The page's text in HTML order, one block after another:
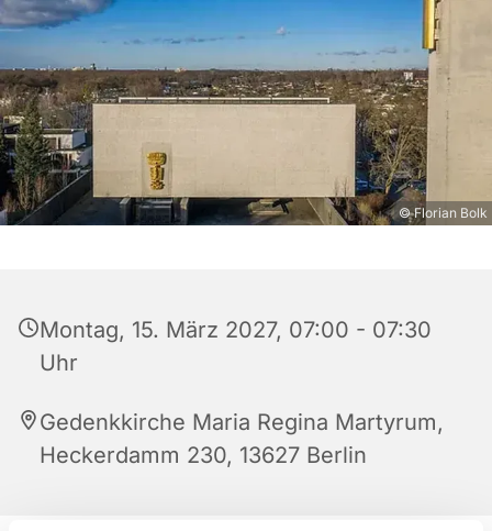
© Florian Bolk
Montag, 15. März 2027, 07:00 - 07:30
Uhr
Gedenkkirche Maria Regina Martyrum,
Heckerdamm 230, 13627 Berlin